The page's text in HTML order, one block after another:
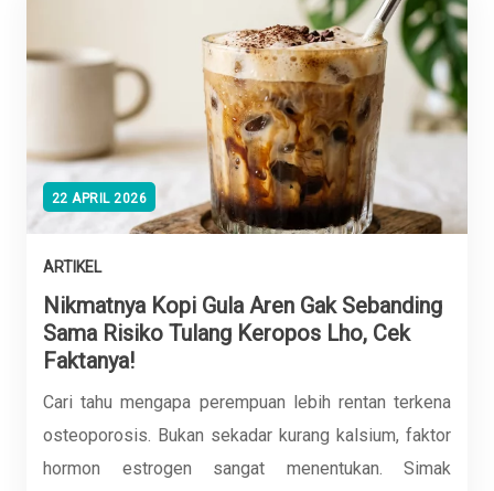
22 APRIL 2026
ARTIKEL
Nikmatnya Kopi Gula Aren Gak Sebanding
Sama Risiko Tulang Keropos Lho, Cek
Faktanya!
Cari tahu mengapa perempuan lebih rentan terkena
osteoporosis. Bukan sekadar kurang kalsium, faktor
hormon estrogen sangat menentukan. Simak